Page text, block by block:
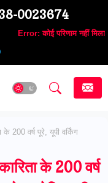
0023674
Error: कोई परिणाम नहीं मिला
200 वर्ष पूरे, यूपी वर्किंग
के 200 वर्ष